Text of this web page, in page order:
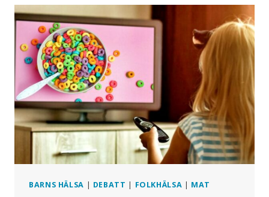
KUNDE
”FÅ
E-
POSTMEDDELANDEN
ATT
FÖRSVINNA”
–
INKLUSIVE
”SMOKING
GUNS”
BARNS HÄLSA | DEBATT | FOLKHÄLSA | MAT